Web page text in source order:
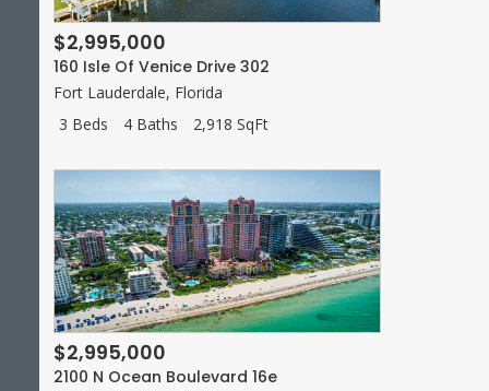
$2,995,000
160 Isle Of Venice Drive 302
Fort Lauderdale, Florida
3 Beds
4 Baths 2,918 SqFt
$2,995,000
2100 N Ocean Boulevard 16e